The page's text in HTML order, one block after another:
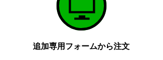
追加専用フォームから注文